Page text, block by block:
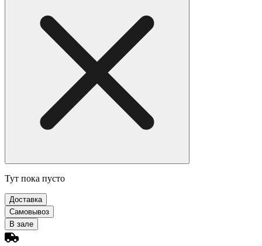
Тут пока пусто
Доставка
Самовывоз
В зале